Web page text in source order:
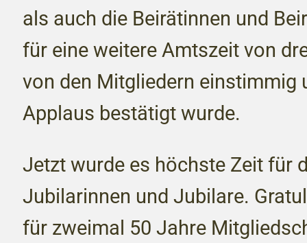
als auch die Beirätinnen und
für eine weitere Amtszeit von
von den Mitgliedern einstimmig
Applaus bestätigt wurde.
Jetzt wurde es höchste Zeit für
Jubilarinnen und Jubilare.
für zweimal 50 Jahre